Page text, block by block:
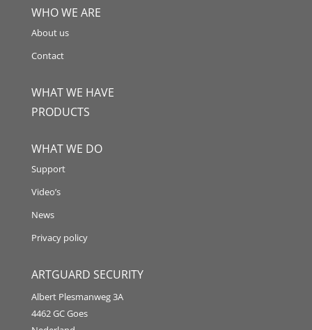
WHO WE ARE
About us
Contact
WHAT WE HAVE
PRODUCTS
WHAT WE DO
Support
Video’s
News
Privacy policy
ARTGUARD SECURITY
Albert Plesmanweg 3A
4462 GC Goes